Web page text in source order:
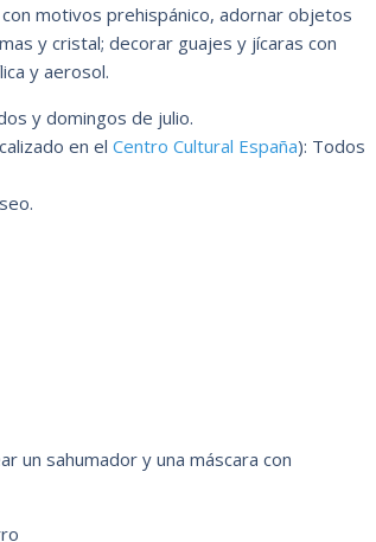
motivos prehispánico, adornar objetos
y cristal; decorar guajes y jícaras con
y aerosol.
y domingos de julio.
en el Centro Cultural España): Todos
un sahumador y una máscara con